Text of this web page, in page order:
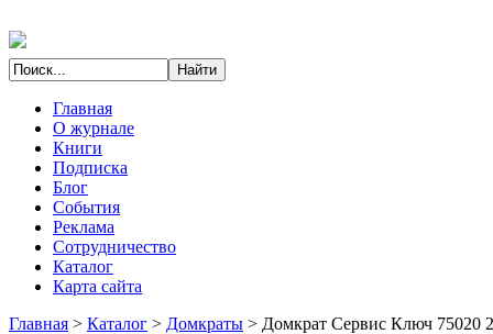
Главная
О журнале
Книги
Подписка
Блог
События
Реклама
Сотрудничество
Каталог
Карта сайта
Главная > Каталог > Домкраты > Домкрат Сервис Ключ 75020